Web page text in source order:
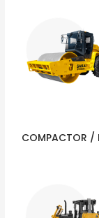
COMPACTOR /